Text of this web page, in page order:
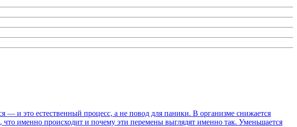
— и это естественный процесс, а не повод для паники. В организме снижается
что именно происходит и почему эти перемены выглядят именно так. Уменьшается